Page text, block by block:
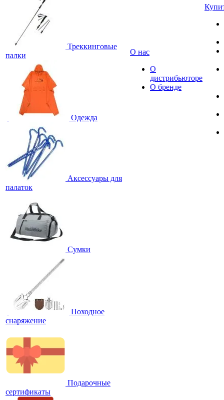
Треккинговые
палки
Одежда
Аксессуары для
палаток
Сумки
Походное
снаряжение
Подарочные
сертификаты
О нас
О
дистрибьюторе
О бренде